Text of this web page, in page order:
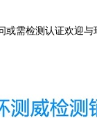
或需检测认证欢迎与